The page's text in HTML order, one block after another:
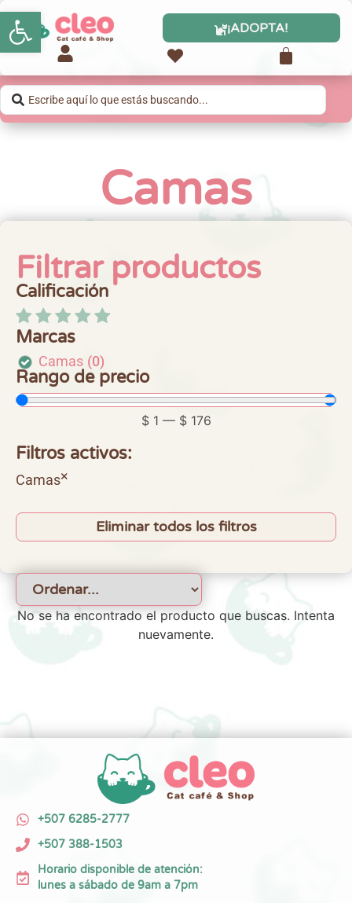
Abrir barra de herramientas ¡ADOPTA!
Camas
Filtrar productos
Calificación
Marcas
Camas (0)
Rango de precio
$ 1 — $ 176
Filtros activos:
Camas×
Eliminar todos los filtros
No se ha encontrado el producto que buscas. Intenta
nuevamente.
+507 6285-2777
+507 388-1503
Horario disponible de atención:
lunes a sábado de 9am a 7pm